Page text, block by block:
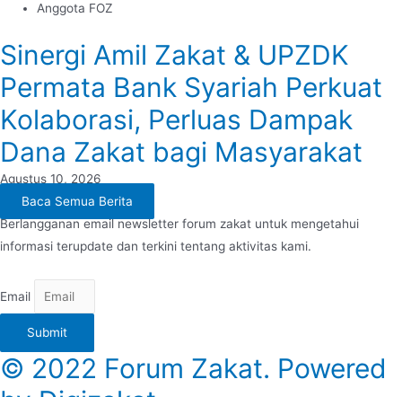
Anggota FOZ
Sinergi Amil Zakat & UPZDK
Permata Bank Syariah Perkuat
Kolaborasi, Perluas Dampak
Dana Zakat bagi Masyarakat
Agustus 10, 2026
Baca Semua Berita
Berlangganan email newsletter forum zakat untuk mengetahui
informasi terupdate dan terkini tentang aktivitas kami.
Email
Submit
© 2022 Forum Zakat. Powered